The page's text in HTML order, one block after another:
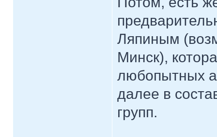
Ляпиным
Минск),
любопытных
далее в
групп.